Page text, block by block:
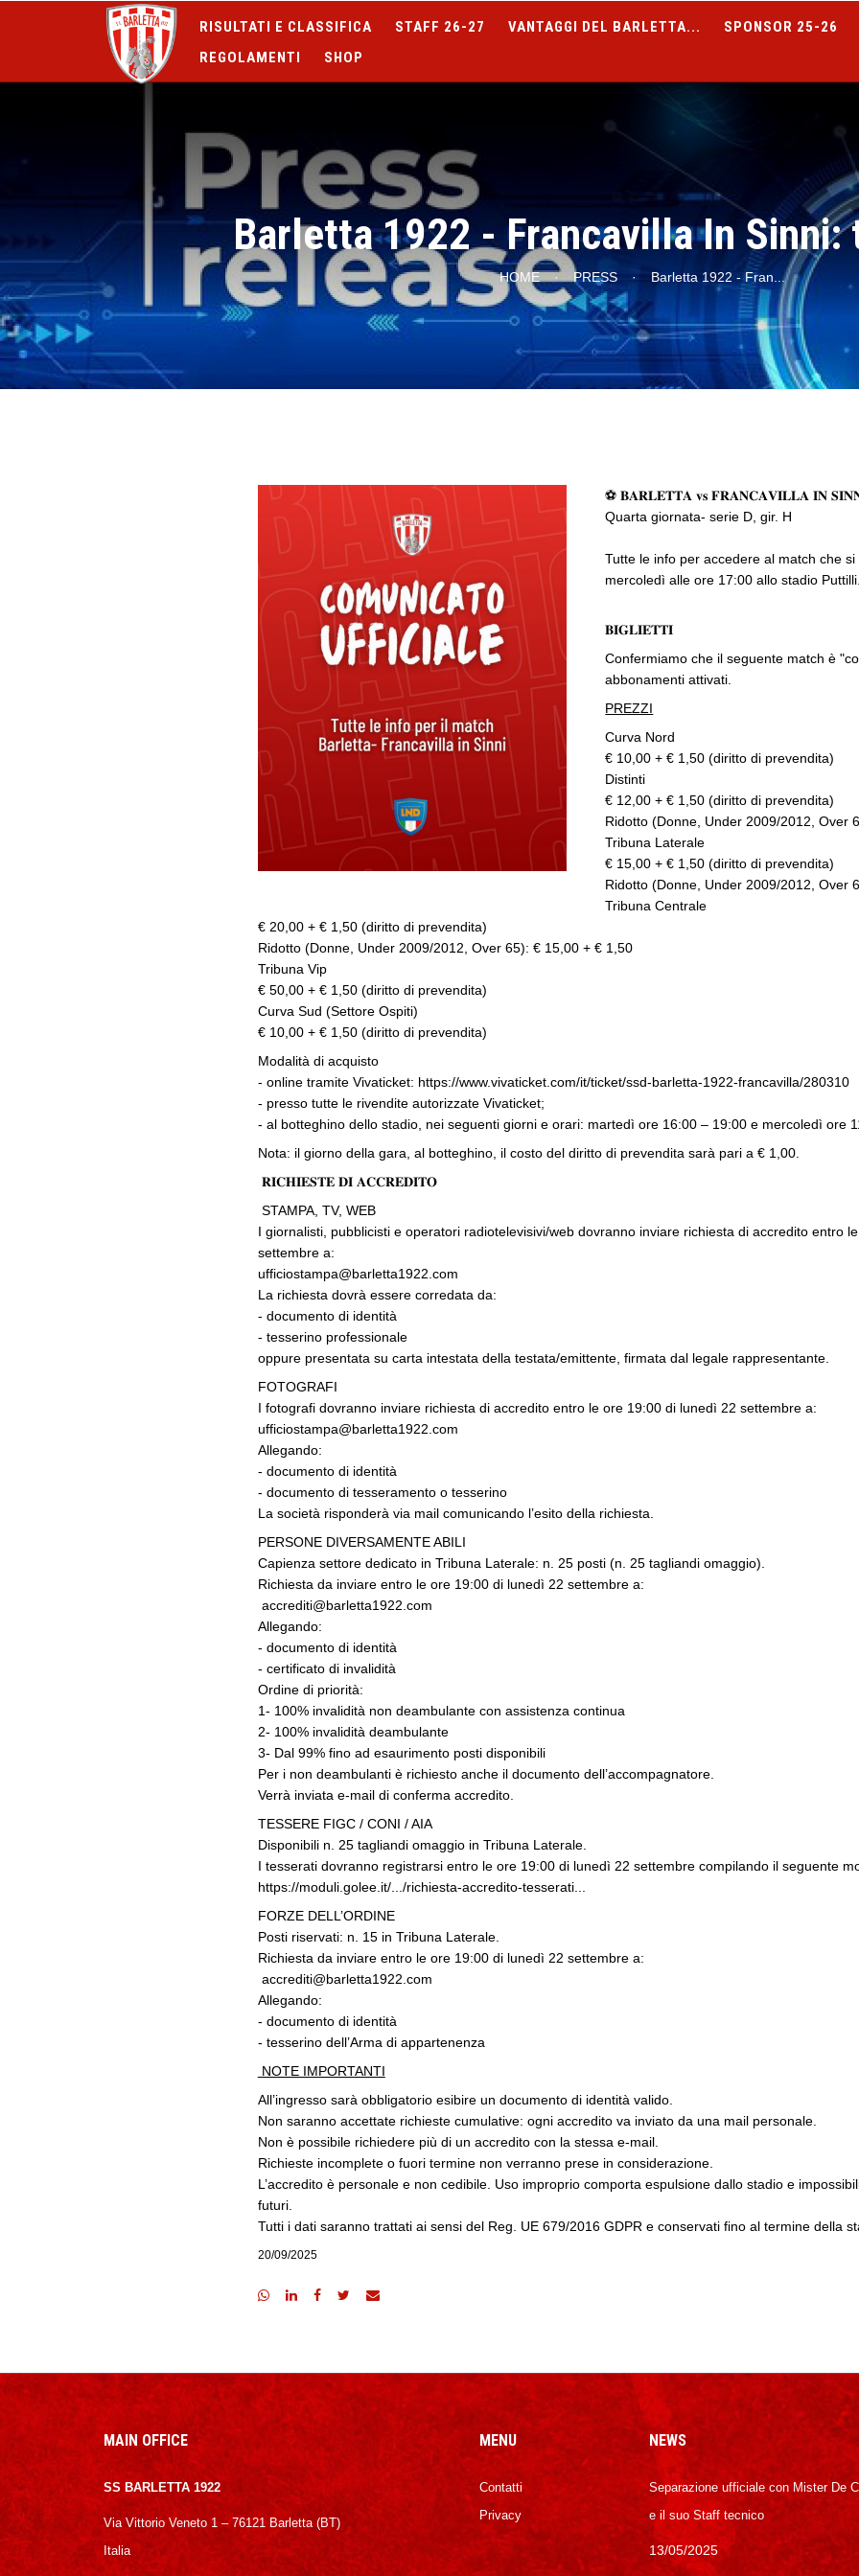
RISULTATI E CLASSIFICA STAFF 26-27 VANTAGGI DEL BARLETTA... SPONSOR 25-26
REGOLAMENTI
SHOP
Barletta 1922 - Francavilla In
HOME · PRESS · Barletta 1922 - Fran...
⚽ 𝐁𝐀𝐑𝐋𝐄𝐓𝐓𝐀 𝐯𝐬 𝐅𝐑𝐀𝐍𝐂𝐀𝐕𝐈𝐋𝐋𝐀 𝐈𝐍
Quarta giornata- serie D, gir. H
Tutte le info per accedere al match che
mercoledì alle ore 17:00 allo stadio Puttilli.
𝐁𝐈𝐆𝐋𝐈𝐄𝐓𝐓𝐈
Confermiamo che il seguente match è
abbonamenti attivati.
PREZZI
Curva Nord
€ 10,00 + € 1,50 (diritto di prevendita)
Distinti
€ 12,00 + € 1,50 (diritto di prevendita)
Ridotto (Donne, Under 2009/2012, Over
Tribuna Laterale
€ 15,00 + € 1,50 (diritto di prevendita)
Ridotto (Donne, Under 2009/2012, Over
Tribuna Centrale
€ 20,00 + € 1,50 (diritto di prevendita)
Ridotto (Donne, Under 2009/2012, Over 65): € 15,00 + € 1,50
Tribuna Vip
€ 50,00 + € 1,50 (diritto di prevendita)
Curva Sud (Settore Ospiti)
€ 10,00 + € 1,50 (diritto di prevendita)
Modalità di acquisto
- online tramite Vivaticket: https://www.vivaticket.com/it/ticket/ssd-barletta-1922-francavilla/280310
- presso tutte le rivendite autorizzate Vivaticket;
- al botteghino dello stadio, nei seguenti giorni e orari: martedì ore 16:00 – 19:00 e mercoledì ore
Nota: il giorno della gara, al botteghino, il costo del diritto di prevendita sarà pari a € 1,00.
𝐑𝐈𝐂𝐇𝐈𝐄𝐒𝐓𝐄 𝐃𝐈 𝐀𝐂𝐂𝐑𝐄𝐃𝐈𝐓𝐎
STAMPA, TV, WEB
I giornalisti, pubblicisti e operatori radiotelevisivi/web dovranno inviare richiesta di accredito entro
settembre a:
ufficiostampa@barletta1922.com
La richiesta dovrà essere corredata da:
- documento di identità
- tesserino professionale
oppure presentata su carta intestata della testata/emittente, firmata dal legale rappresentante.
FOTOGRAFI
I fotografi dovranno inviare richiesta di accredito entro le ore 19:00 di lunedì 22 settembre a:
ufficiostampa@barletta1922.com
Allegando:
- documento di identità
- documento di tesseramento o tesserino
La società risponderà via mail comunicando l’esito della richiesta.
PERSONE DIVERSAMENTE ABILI
Capienza settore dedicato in Tribuna Laterale: n. 25 posti (n. 25 tagliandi omaggio).
Richiesta da inviare entro le ore 19:00 di lunedì 22 settembre a:
accrediti@barletta1922.com
Allegando:
- documento di identità
- certificato di invalidità
Ordine di priorità:
1- 100% invalidità non deambulante con assistenza continua
2- 100% invalidità deambulante
3- Dal 99% fino ad esaurimento posti disponibili
Per i non deambulanti è richiesto anche il documento dell’accompagnatore.
Verrà inviata e-mail di conferma accredito.
TESSERE FIGC / CONI / AIA
Disponibili n. 25 tagliandi omaggio in Tribuna Laterale.
I tesserati dovranno registrarsi entro le ore 19:00 di lunedì 22 settembre compilando il seguente
https://moduli.golee.it/.../richiesta-accredito-tesserati...
FORZE DELL’ORDINE
Posti riservati: n. 15 in Tribuna Laterale.
Richiesta da inviare entro le ore 19:00 di lunedì 22 settembre a:
accrediti@barletta1922.com
Allegando:
- documento di identità
- tesserino dell’Arma di appartenenza
NOTE IMPORTANTI
All’ingresso sarà obbligatorio esibire un documento di identità valido.
Non saranno accettate richieste cumulative: ogni accredito va inviato da una mail personale.
Non è possibile richiedere più di un accredito con la stessa e-mail.
Richieste incomplete o fuori termine non verranno prese in considerazione.
L’accredito è personale e non cedibile. Uso improprio comporta espulsione dallo stadio e
futuri.
Tutti i dati saranno trattati ai sensi del Reg. UE 679/2016 GDPR e conservati fino al termine della
20/09/2025
MAIN OFFICE
SS BARLETTA 1922
Via Vittorio Veneto 1 – 76121 Barletta (BT)
Italia
MENU
Contatti
Privacy
NEWS
Separazione ufficiale con Mister De
e il suo Staff tecnico
13/05/2025